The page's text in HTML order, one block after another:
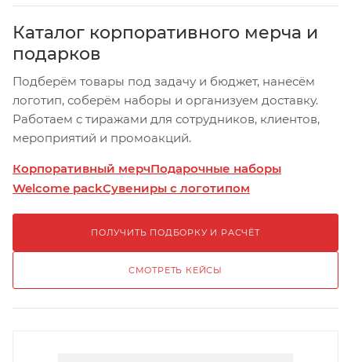
Каталог корпоративного мерча и
подарков
Подберём товары под задачу и бюджет, нанесём
логотип, соберём наборы и организуем доставку.
Работаем с тиражами для сотрудников, клиентов,
мероприятий и промоакций.
Корпоративный мерчПодарочные наборы
Welcome packСувениры с логотипом
ПОЛУЧИТЬ ПОДБОРКУ И РАСЧЁТ
СМОТРЕТЬ КЕЙСЫ